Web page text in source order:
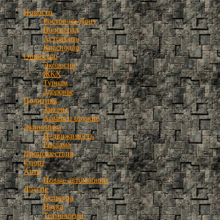
Новости
Ростов-на-Дону
Волгоград
Астрахань
Краснодар
Общество
Экология
ЖКХ
Туризм
Здоровье
Политика
Законы
Армия и оружие
Экономика
Недвижимость
Реклама
Происшествия
Спорт
Авто
Новые автомобили
Другие
Культура
Наука
Технологии